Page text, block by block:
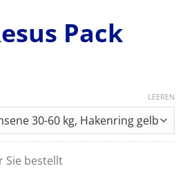
Pack
LEEREN
Sie bestellt